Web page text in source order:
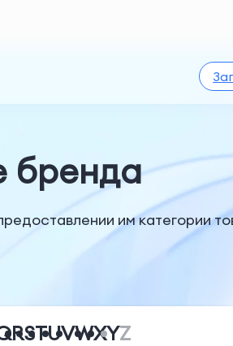
бренда
им категории
RSTUVWXYZ